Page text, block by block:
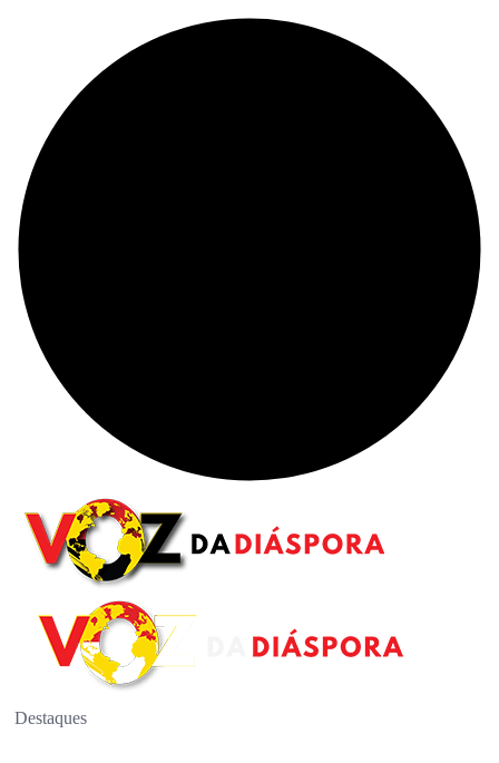
Destaques